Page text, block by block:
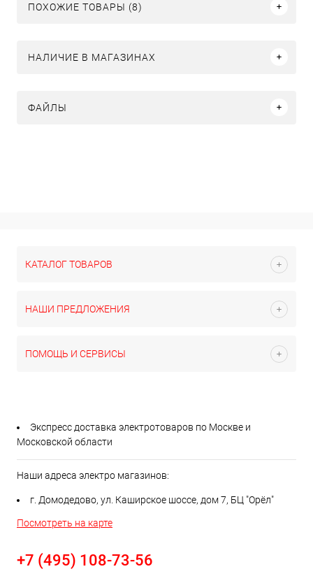
ПОХОЖИЕ ТОВАРЫ (8)
НАЛИЧИЕ В МАГАЗИНАХ
ФАЙЛЫ
КАТАЛОГ ТОВАРОВ
НАШИ ПРЕДЛОЖЕНИЯ
ПОМОЩЬ И СЕРВИСЫ
Экспресс доставка электротоваров по Москве и
Московской области
Наши адреса электро магазинов:
г. Домодедово, ул. Каширское шоссе, дом 7, БЦ "Орёл"
Посмотреть на карте
+7 (495) 108-73-56